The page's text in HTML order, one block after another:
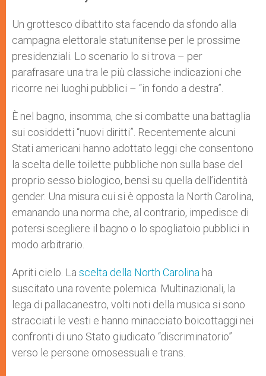
p
p
g
e
r
o
k
r
Un grottesco dibattito sta facendo da sfondo alla
campagna elettorale statunitense per le prossime
presidenziali. Lo scenario lo si trova – per
parafrasare una tra le più classiche indicazioni che
ricorre nei luoghi pubblici – “in fondo a destra”.
È nel bagno, insomma, che si combatte una battaglia
sui cosiddetti “nuovi diritti”. Recentemente alcuni
Stati americani hanno adottato leggi che consentono
la scelta delle toilette pubbliche non sulla base del
proprio sesso biologico, bensì su quella dell’identità
gender. Una misura cui si è opposta la North Carolina,
emanando una norma che, al contrario, impedisce di
potersi scegliere il bagno o lo spogliatoio pubblici in
modo arbitrario.
Apriti cielo. La scelta della North Carolina ha
suscitato una rovente polemica. Multinazionali, la
lega di pallacanestro, volti noti della musica si sono
stracciati le vesti e hanno minacciato boicottaggi nei
confronti di uno Stato giudicato “discriminatorio”
verso le persone omosessuali e trans.